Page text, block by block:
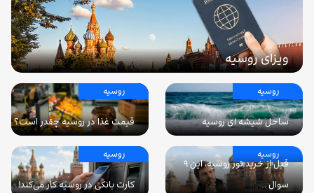
ویزای روسیه
روسیه
ساحل شیشه ای روسیه
روسیه
قبل از خرید تور روسیه، این ۹
سوال …
روسیه
قیمت غذا در روسیه چقدر است؟
روسیه
کارت بانکی در روسیه کار می‌کند!